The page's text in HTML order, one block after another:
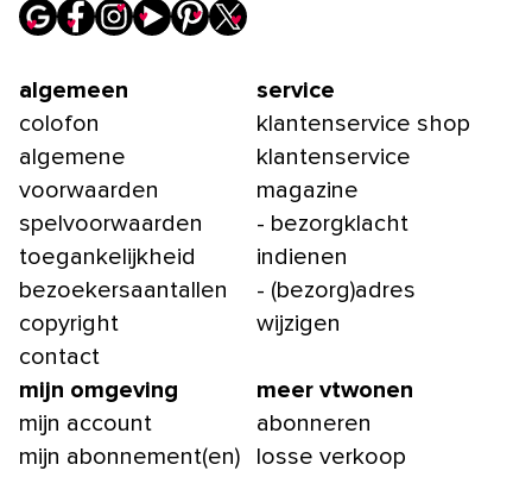
algemeen
colofon
algemene
voorwaarden
spelvoorwaarden
toegankelijkheid
bezoekersaantallen
copyright
contact
service
klantenservice shop
klantenservice
magazine
- bezorgklacht
indienen
- (bezorg)adres
wijzigen
mijn omgeving
mijn account
mijn abonnement(en)
meer vtwonen
abonneren
losse verkoop